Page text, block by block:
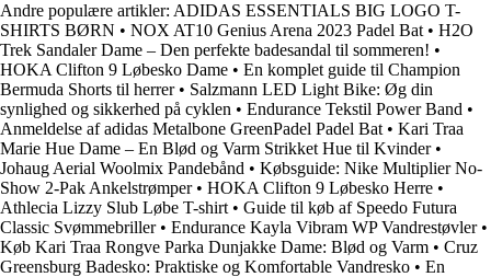
Andre populære artikler: ADIDAS ESSENTIALS BIG LOGO T-
SHIRTS BØRN • NOX AT10 Genius Arena 2023 Padel Bat • H2O
Trek Sandaler Dame – Den perfekte badesandal til sommeren! •
HOKA Clifton 9 Løbesko Dame • En komplet guide til Champion
Bermuda Shorts til herrer• Salzmann LED Light Bike: Øg din
synlighed og sikkerhed på cyklen • Endurance Tekstil Power Band •
Anmeldelse af adidas Metalbone GreenPadel Padel Bat • Kari Traa
Marie Hue Dame – En Blød og Varm Strikket Hue til Kvinder•
Johaug Aerial Woolmix Pandebånd • Købsguide: Nike Multiplier No-
Show 2-Pak Ankelstrømper• HOKA Clifton 9 Løbesko Herre •
Athlecia Lizzy Slub Løbe T-shirt • Guide til køb af Speedo Futura
Classic Svømmebriller• Endurance Kayla Vibram WP Vandrestøvler•
Køb Kari Traa Rongve Parka Dunjakke Dame: Blød og Varm • Cruz
Greensburg Badesko: Praktiske og Komfortable Vandresko • En